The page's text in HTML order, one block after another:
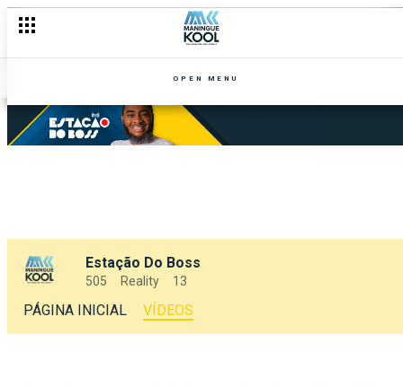
OPEN MENU
Estação Do Boss
505 Reality 13
PÁGINA INICIAL VÍDEOS